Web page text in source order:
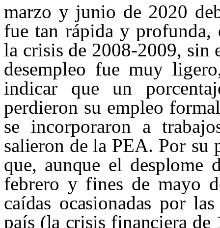
marzo y junio de 2020
fue tan rápida y profunda,
la crisis de 2008-2009, sin
desempleo fue muy
indicar que un
perdieron su empleo
se incorporaron a
salieron de la PEA. Por su
que, aunque el desplome
febrero yfines de mayo
caídas ocasionadas por
país (la crisis financiera de